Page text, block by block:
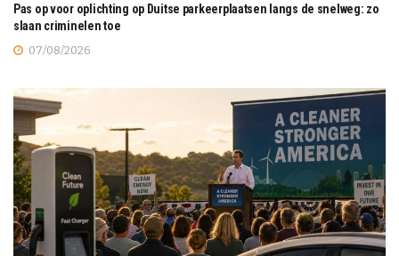
Pas op voor oplichting op Duitse parkeerplaatsen langs de snelweg: zo
slaan criminelen toe
07/08/2026